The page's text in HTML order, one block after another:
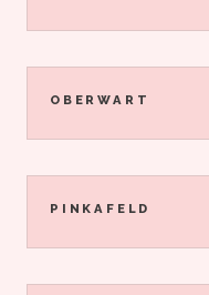
OBERWART
PINKAFELD